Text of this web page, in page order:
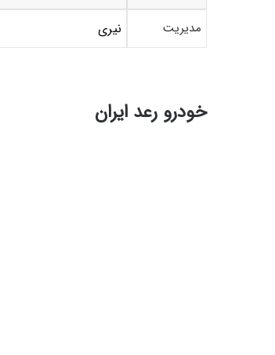
مدیریت نیری
خودرو رعد ایران